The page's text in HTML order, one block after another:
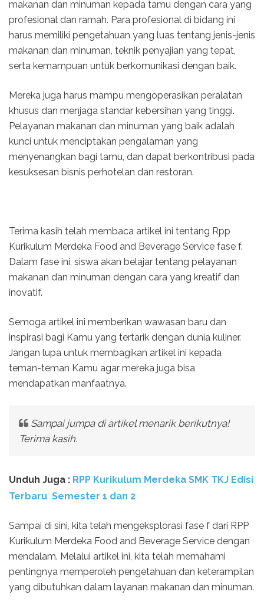
makanan dan minuman kepada tamu dengan cara yang
profesional dan ramah. Para profesional di bidang ini
harus memiliki pengetahuan yang luas tentang jenis-jenis
makanan dan minuman, teknik penyajian yang tepat,
serta kemampuan untuk berkomunikasi dengan baik.
Mereka juga harus mampu mengoperasikan peralatan
khusus dan menjaga standar kebersihan yang tinggi.
Pelayanan makanan dan minuman yang baik adalah
kunci untuk menciptakan pengalaman yang
menyenangkan bagi tamu, dan dapat berkontribusi pada
kesuksesan bisnis perhotelan dan restoran.
Terima kasih telah membaca artikel ini tentang Rpp
Kurikulum Merdeka Food and Beverage Service fase f.
Dalam fase ini, siswa akan belajar tentang pelayanan
makanan dan minuman dengan cara yang kreatif dan
inovatif.
Semoga artikel ini memberikan wawasan baru dan
inspirasi bagi Kamu yang tertarik dengan dunia kuliner.
Jangan lupa untuk membagikan artikel ini kepada
teman-teman Kamu agar mereka juga bisa
mendapatkan manfaatnya.
Sampai jumpa di artikel menarik berikutnya!
Terima kasih.
Unduh Juga : RPP Kurikulum Merdeka SMK TKJ Edisi
Terbaru Semester 1 dan 2
Sampai di sini, kita telah mengeksplorasi fase f dari RPP
Kurikulum Merdeka Food and Beverage Service dengan
mendalam. Melalui artikel ini, kita telah memahami
pentingnya memperoleh pengetahuan dan keterampilan
yang dibutuhkan dalam layanan makanan dan minuman.